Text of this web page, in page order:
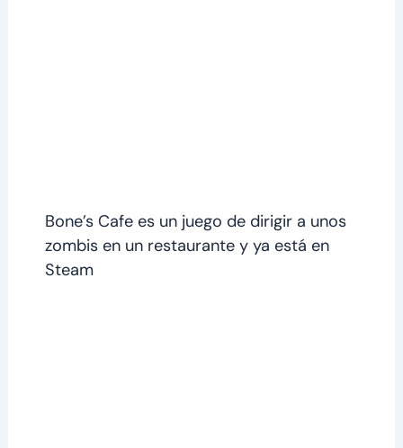
Bone’s Cafe es un juego de dirigir a unos
zombis en un restaurante y ya está en
Steam